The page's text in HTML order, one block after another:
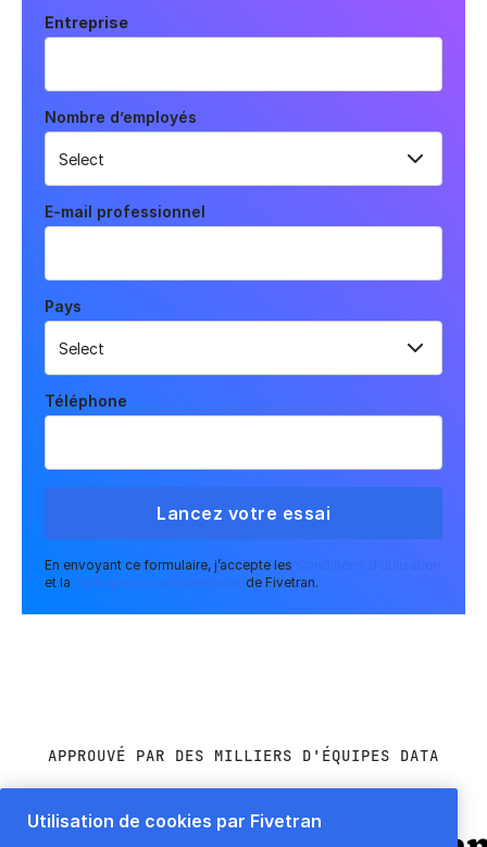
Entreprise
Nombre d’employés
E-mail professionnel
Pays
Téléphone
En envoyant ce formulaire, j’accepte les
Conditions d’utilisation
et la Politique de confidentialité de Fivetran.
APPROUVÉ PAR DES MILLIERS D'ÉQUIPES DATA
Utilisation de cookies par Fivetran